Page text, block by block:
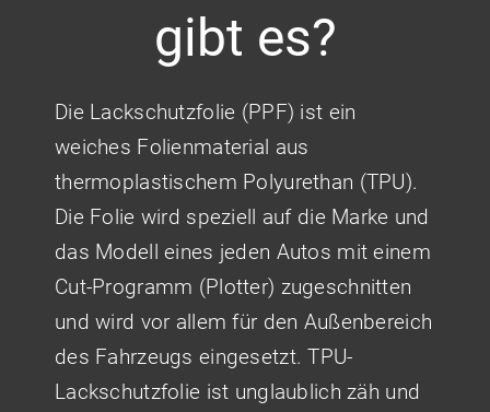
gibt es?
Die Lackschutzfolie (PPF) ist ein
weiches Folienmaterial aus
thermoplastischem Polyurethan (TPU).
Die Folie wird speziell auf die Marke und
das Modell eines jeden Autos mit einem
Cut-Programm (Plotter) zugeschnitten
und wird vor allem für den Außenbereich
des Fahrzeugs eingesetzt. TPU-
Lackschutzfolie ist unglaublich zäh und